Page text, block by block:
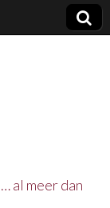
al meer dan